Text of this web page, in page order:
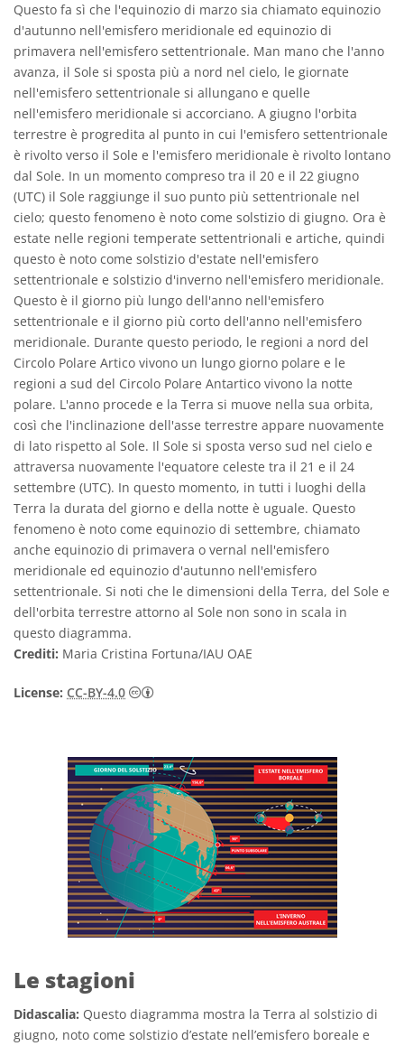
Questo fa sì che l'equinozio di marzo sia chiamato equinozio
d'autunno nell'emisfero meridionale ed equinozio di
primavera nell'emisfero settentrionale. Man mano che l'anno
avanza, il Sole si sposta più a nord nel cielo, le giornate
nell'emisfero settentrionale si allungano e quelle
nell'emisfero meridionale si accorciano. A giugno l'orbita
terrestre è progredita al punto in cui l'emisfero settentrionale
è rivolto verso il Sole e l'emisfero meridionale è rivolto lontano
dal Sole. In un momento compreso tra il 20 e il 22 giugno
(UTC) il Sole raggiunge il suo punto più settentrionale nel
cielo; questo fenomeno è noto come solstizio di giugno. Ora è
estate nelle regioni temperate settentrionali e artiche, quindi
questo è noto come solstizio d'estate nell'emisfero
settentrionale e solstizio d'inverno nell'emisfero meridionale.
Questo è il giorno più lungo dell'anno nell'emisfero
settentrionale e il giorno più corto dell'anno nell'emisfero
meridionale. Durante questo periodo, le regioni a nord del
Circolo Polare Artico vivono un lungo giorno polare e le
regioni a sud del Circolo Polare Antartico vivono la notte
polare. L'anno procede e la Terra si muove nella sua orbita,
così che l'inclinazione dell'asse terrestre appare nuovamente
di lato rispetto al Sole. Il Sole si sposta verso sud nel cielo e
attraversa nuovamente l'equatore celeste tra il 21 e il 24
settembre (UTC). In questo momento, in tutti i luoghi della
Terra la durata del giorno e della notte è uguale. Questo
fenomeno è noto come equinozio di settembre, chiamato
anche equinozio di primavera o vernal nell'emisfero
meridionale ed equinozio d'autunno nell'emisfero
settentrionale. Si noti che le dimensioni della Terra, del Sole e
dell'orbita terrestre attorno al Sole non sono in scala in
questo diagramma.
Crediti: Maria Cristina Fortuna/IAU OAE
License: CC-BY-4.0 Creative Commons Attribuzione 4.0
Le stagioni
Didascalia: Questo diagramma mostra la Terra al solstizio di
giugno, noto come solstizio d’estate nell’emisfero boreale e